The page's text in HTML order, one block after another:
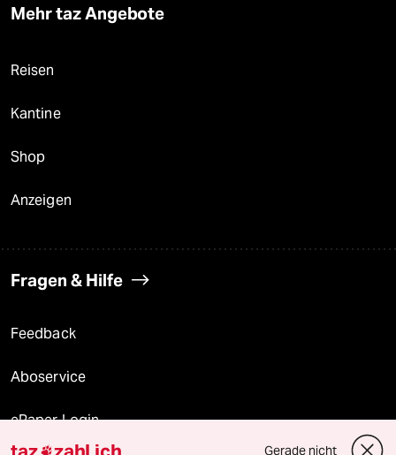
Mehr taz Angebote
Reisen
Kantine
Shop
Anzeigen
Fragen & Hilfe
Feedback
Aboservice
ePaper Login
 Gerade nicht